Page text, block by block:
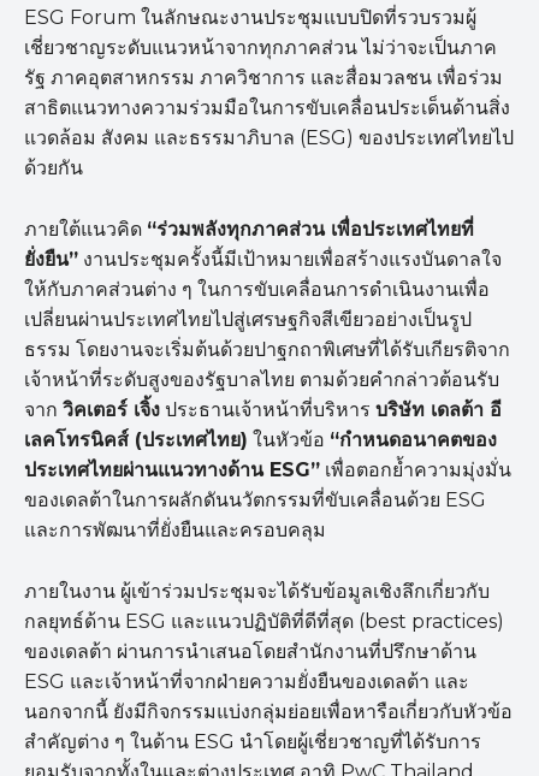
ESG Forum ในลักษณะงานประชุมแบบปิดที่รวบรวมผู้
เชี่ยวชาญระดับแนวหน้าจากทุกภาคส่วน ไม่ว่าจะเป็นภาค
รัฐ ภาคอุตสาหกรรม ภาควิชาการ และสื่อมวลชน เพื่อร่วม
สาธิตแนวทางความร่วมมือในการขับเคลื่อนประเด็นด้านสิ่ง
แวดล้อม สังคม และธรรมาภิบาล (ESG) ของประเทศไทยไป
ด้วยกัน
ภายใต้แนวคิด “ร่วมพลังทุกภาคส่วน เพื่อประเทศไทยที่
ยั่งยืน” งานประชุมครั้งนี้มีเป้าหมายเพื่อสร้างแรงบันดาลใจ
ให้กับภาคส่วนต่าง ๆ ในการขับเคลื่อนการดำเนินงานเพื่อ
เปลี่ยนผ่านประเทศไทยไปสู่เศรษฐกิจสีเขียวอย่างเป็นรูป
ธรรม โดยงานจะเริ่มต้นด้วยปาฐกถาพิเศษที่ได้รับเกียรติจาก
เจ้าหน้าที่ระดับสูงของรัฐบาลไทย ตามด้วยคำกล่าวต้อนรับ
จาก วิคเตอร์ เจิ้ง ประธานเจ้าหน้าที่บริหาร บริษัท เดลต้า อี
เลคโทรนิคส์ (ประเทศไทย) ในหัวข้อ “กำหนดอนาคตของ
ประเทศไทยผ่านแนวทางด้าน ESG” เพื่อตอกย้ำความมุ่งมั่น
ของเดลต้าในการผลักดันนวัตกรรมที่ขับเคลื่อนด้วย ESG
และการพัฒนาที่ยั่งยืนและครอบคลุม
ภายในงาน ผู้เข้าร่วมประชุมจะได้รับข้อมูลเชิงลึกเกี่ยวกับ
กลยุทธ์ด้าน ESG และแนวปฏิบัติที่ดีที่สุด (best practices)
ของเดลต้า ผ่านการนำเสนอโดยสำนักงานที่ปรึกษาด้าน
ESG และเจ้าหน้าที่จากฝ่ายความยั่งยืนของเดลต้า และ
นอกจากนี้ ยังมีกิจกรรมแบ่งกลุ่มย่อยเพื่อหารือเกี่ยวกับหัวข้อ
สำคัญต่าง ๆ ในด้าน ESG นำโดยผู้เชี่ยวชาญที่ได้รับการ